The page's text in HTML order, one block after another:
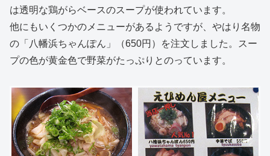
は透明な鶏がらベースのスープが使われています。
他にもいくつかのメニューがあるようですが、やはり名物
の「八幡浜ちゃんぽん」（650円）を注文しました。スー
プの色が黄金色で野菜がたっぷりとのっています。